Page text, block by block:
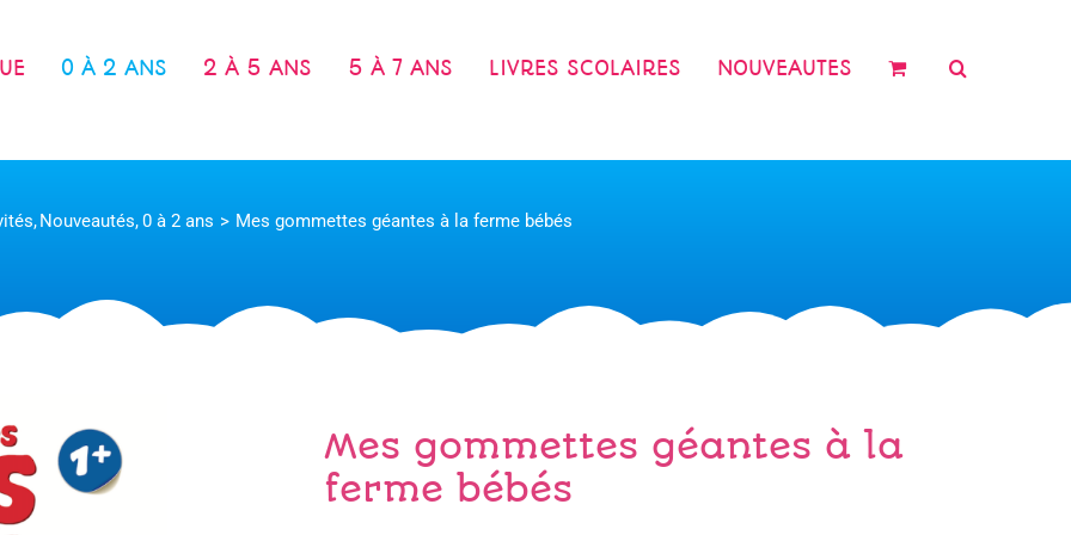
0 À 2 ANS 2 À 5 ANS 5 À 7 ANS LIVRES SCOLAIRES NOUVEAUTES
Nouveautés 0 à 2 ans Mes gommettes géantes à la ferme bébés
Mes gommettes géantes à la
ferme bébés